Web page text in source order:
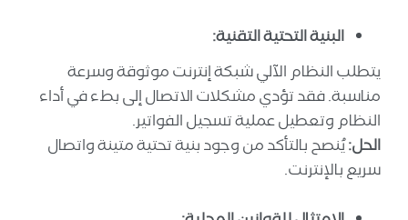
البنية التحتية التقنية:
يتطلب النظام الآلي شبكة إنترنت موثوقة وسرعة
مناسبة. فقد تؤدي مشكلات الاتصال إلى بطء في أداء
النظام وتعطيل عملية تسجيل الفواتير.
الحل:يُنصح بالتأكد من وجود بنية تحتية متينة واتصال
سريع بالإنترنت.